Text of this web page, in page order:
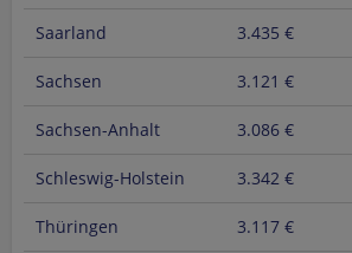
Saarland 3.435 €
Sachsen 3.121 €
Sachsen-Anhalt 3.086 €
Schleswig-Holstein 3.342 €
Thüringen 3.117 €